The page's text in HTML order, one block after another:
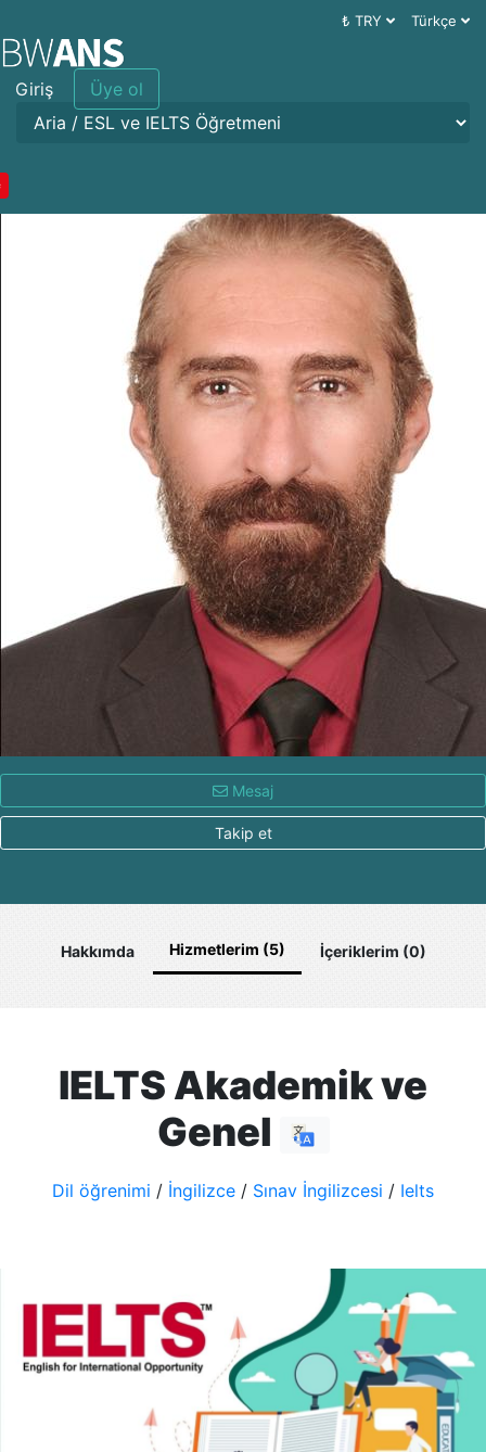
₺ TRY Türkçe
Giriş Üye ol
Mesaj
Takip et
Hakkımda Hizmetlerim (5) İçeriklerim (0)
IELTS Akademik ve
Genel
Dil öğrenimi / İngilizce / Sınav İngilizcesi / Ielts